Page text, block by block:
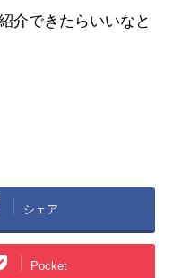
介できたらいいなと
シェア
Pocket